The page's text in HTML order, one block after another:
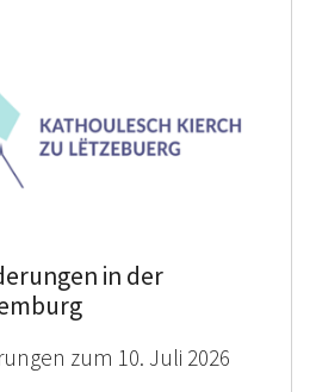
in der
zum 10. Juli 2026